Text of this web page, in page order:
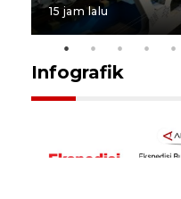
15 jam lalu
Infografik